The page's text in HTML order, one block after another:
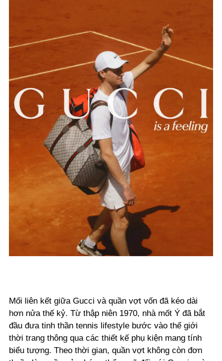
Mối liên kết giữa Gucci và quần vợt vốn đã kéo dài
hơn nửa thế kỷ. Từ thập niên 1970, nhà mốt Ý đã bắt
đầu đưa tinh thần tennis lifestyle bước vào thế giới
thời trang thông qua các thiết kế phụ kiện mang tính
biểu tượng. Theo thời gian, quần vợt không còn đơn